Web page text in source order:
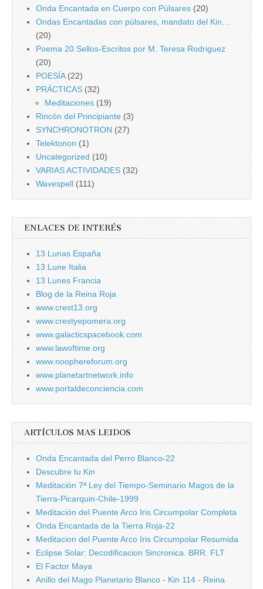
Onda Encantada en Cuerpo con Púlsares (20)
Ondas Encantadas con púlsares, mandato del Kin…
(20)
Poema 20 Sellos-Escritos por M. Teresa Rodriguez
(20)
POESÍA(22)
PRÁCTICAS (32)
Meditaciones (19)
Rincón del Principiante (3)
SYNCHRONOTRON (27)
Telektonon (1)
Uncategorized (10)
VARIAS ACTIVIDADES (32)
Wavespell (111)
ENLACES DE INTERÉS
13 Lunas España
13 Lune Italia
13 Lunes Francia
Blog de la Reina Roja
www.crest13.org
www.crestyepomera.org
www.galacticspacebook.com
www.lawoftime.org
www.noophereforum.org
www.planetartnetwork.info
www.portaldeconciencia.com
ARTÍCULOS MAS LEIDOS
Onda Encantada del Perro Blanco-22
Descubre tu Kin
Meditación 7ª Ley del Tiempo-Seminario Magos de la
Tierra-Picarquin-Chile-1999
Meditación del Puente Arco Iris Circumpolar Completa
Onda Encantada de la Tierra Roja-22
Meditacion del Puente Arco Iris Circumpolar Resumida
Eclipse Solar: Decodificacion Sincronica. BRR. FLT
El Factor Maya
Anillo del Mago Planetario Blanco - Kin 114 - Reina